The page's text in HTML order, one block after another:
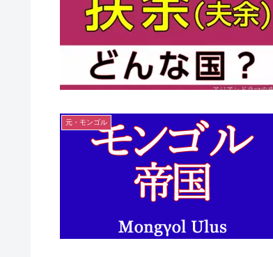
元・モンゴル